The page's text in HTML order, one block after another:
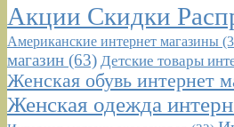
Акции Скидки
Американские интернет магазины
магазин (63) Детские товары
Женская обувь интернет
Женская одежда